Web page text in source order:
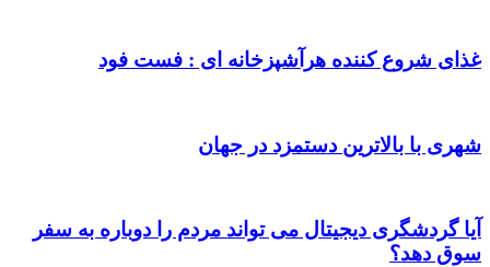
غذای شروع کننده هرآشپزخانه ای : فست فود
شهری با بالاترین دستمزد در جهان
آیا گردشگری دیجیتال می تواند مردم را دوباره به سفر
سوق دهد؟